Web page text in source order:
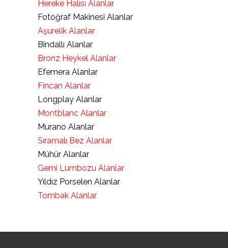
Hereke Halısı Alanlar
Fotoğraf Makinesi Alanlar
Aşurelik Alanlar
Bindallı Alanlar
Bronz Heykel Alanlar
Efemera Alanlar
Fincan Alanlar
Longplay Alanlar
Montblanc Alanlar
Murano Alanlar
Sıramalı Bez Alanlar
Mühür Alanlar
Gemi Lumbozu Alanlar
Yıldız Porselen Alanlar
Tombak Alanlar